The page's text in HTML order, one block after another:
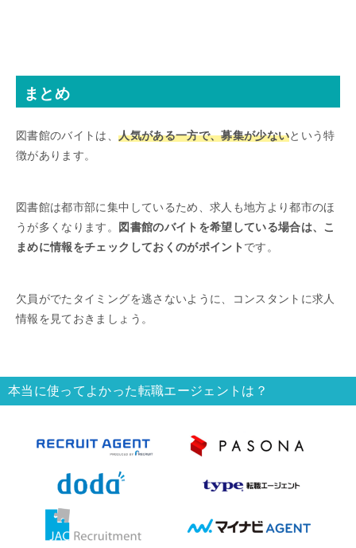
まとめ
図書館のバイトは、人気がある一方で、募集が少ないという特
徴があります。
図書館は都市部に集中しているため、求人も地方より都市のほ
うが多くなります。
図書館のバイトを希望している場合は、こ
まめに情報をチェックしておくのがポイント です。
欠員がでたタイミングを逃さないように、コンスタントに求人
情報を見ておきましょう。
本当に使ってよかった転職エージェントは？